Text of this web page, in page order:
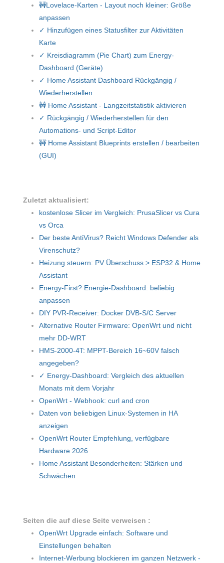
🚧Lovelace-Karten - Layout noch kleiner: Größe
anpassen
✓ Hinzufügen eines Statusfilter zur Aktivitäten
Karte
✓ Kreisdiagramm (Pie Chart) zum Energy-
Dashboard (Geräte)
✓ Home Assistant Dashboard Rückgängig /
Wiederherstellen
🚧 Home Assistant - Langzeitstatistik aktivieren
✓ Rückgängig / Wiederherstellen für den
Automations- und Script-Editor
🚧 Home Assistant Blueprints erstellen / bearbeiten
(GUI)
Zuletzt aktualisiert:
kostenlose Slicer im Vergleich: PrusaSlicer vs Cura
vs Orca
Der beste AntiVirus? Reicht Windows Defender als
Virenschutz?
Heizung steuern: PV Überschuss > ESP32 & Home
Assistant
Energy-First? Energie-Dashboard: beliebig
anpassen
DIY PVR-Receiver: Docker DVB-S/C Server
Alternative Router Firmware: OpenWrt und nicht
mehr DD-WRT
HMS-2000-4T: MPPT-Bereich 16~60V falsch
angegeben?
✓ Energy-Dashboard: Vergleich des aktuellen
Monats mit dem Vorjahr
OpenWrt - Webhook: curl and cron
Daten von beliebigen Linux-Systemen in HA
anzeigen
OpenWrt Router Empfehlung, verfügbare
Hardware 2026
Home Assistant Besonderheiten: Stärken und
Schwächen
Seiten die auf diese Seite verweisen :
OpenWrt Upgrade einfach: Software und
Einstellungen behalten
Internet-Werbung blockieren im ganzen Netzwerk -